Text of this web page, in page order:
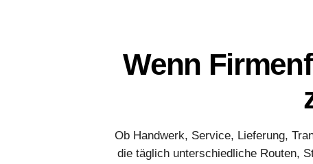
Wenn
Ob Handwerk, Service, Lieferung,
die täglich unterschiedliche Routen,